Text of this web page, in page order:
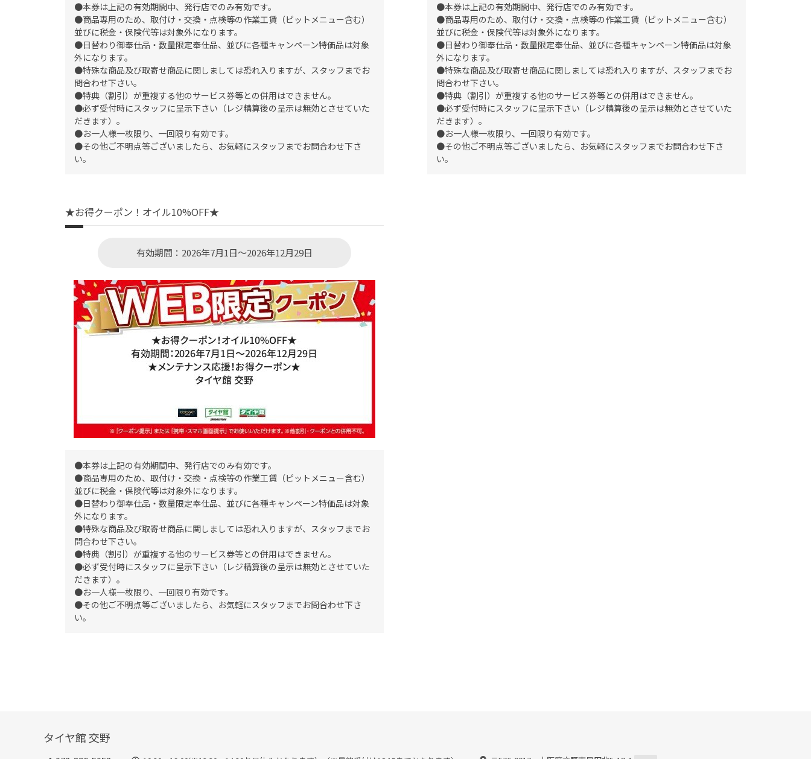
●本券は上記の有効期間中、発行店でのみ有効です。
●商品専用のため、取付け・交換・点検等の作業工賃（ピットメニュー含む）
並びに税金・保険代等は対象外になります。
●日替わり御奉仕品・数量限定奉仕品、並びに各種キャンペーン特価品は対象
外になります。
●特殊な商品及び取寄せ商品に関しましては恐れ入りますが、スタッフまでお
問合わせ下さい。
●特典（割引）が重複する他のサービス券等との併用はできません。
●必ず受付時にスタッフに呈示下さい（レジ精算後の呈示は無効とさせていた
だきます）。
●お一人様一枚限り、一回限り有効です。
●その他ご不明点等ございましたら、お気軽にスタッフまでお問合わせ下さ
い。
●本券は上記の有効期間中、発行店でのみ有効です。
●商品専用のため、取付け・交換・点検等の作業工賃（ピットメニュー含む）
並びに税金・保険代等は対象外になります。
●日替わり御奉仕品・数量限定奉仕品、並びに各種キャンペーン特価品は対象
外になります。
●特殊な商品及び取寄せ商品に関しましては恐れ入りますが、スタッフまでお
問合わせ下さい。
●特典（割引）が重複する他のサービス券等との併用はできません。
●必ず受付時にスタッフに呈示下さい（レジ精算後の呈示は無効とさせていた
だきます）。
●お一人様一枚限り、一回限り有効です。
●その他ご不明点等ございましたら、お気軽にスタッフまでお問合わせ下さ
い。
★お得クーポン！オイル10%OFF★
有効期間：2026年7月1日～2026年12月29日
●本券は上記の有効期間中、発行店でのみ有効です。
●商品専用のため、取付け・交換・点検等の作業工賃（ピットメニュー含む）
並びに税金・保険代等は対象外になります。
●日替わり御奉仕品・数量限定奉仕品、並びに各種キャンペーン特価品は対象
外になります。
●特殊な商品及び取寄せ商品に関しましては恐れ入りますが、スタッフまでお
問合わせ下さい。
●特典（割引）が重複する他のサービス券等との併用はできません。
●必ず受付時にスタッフに呈示下さい（レジ精算後の呈示は無効とさせていた
だきます）。
●お一人様一枚限り、一回限り有効です。
●その他ご不明点等ございましたら、お気軽にスタッフまでお問合わせ下さ
い。
タイヤ館 交野